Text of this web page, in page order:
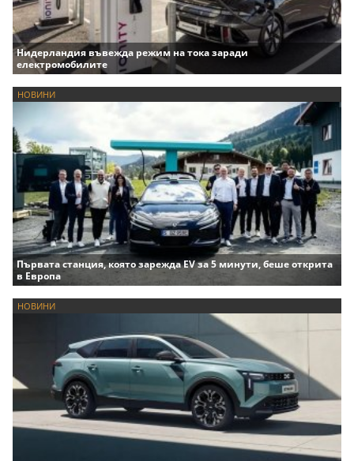
Нидерландия въвежда режим на тока заради
електромобилите
НОВИНИ
Първата станция, която зарежда EV за 5 минути, беше открита
в Европа
НОВИНИ